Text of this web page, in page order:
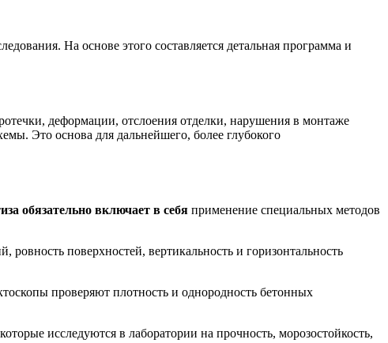
На основе этого составляется детальная программа и
деформации, отслоения отделки, нарушения в монтаже
Это основа для дальнейшего, более глубокого
обязательно включает в себя применение специальных методов
поверхностей, вертикальность и горизонтальность
проверяют плотность и однородность бетонных
исследуются в лаборатории на прочность, морозостойкость,